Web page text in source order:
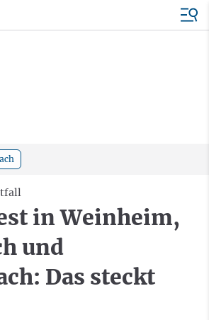
in Weinheim,
und
Das steckt